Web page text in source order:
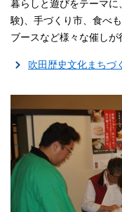
暮らしと遊びをテーマ
験)、手づくり市、食べ
ブースなど様々な催しが
吹田歴史文化まちづ